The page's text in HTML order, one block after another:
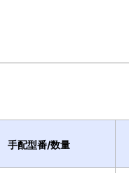
手配型番/数量